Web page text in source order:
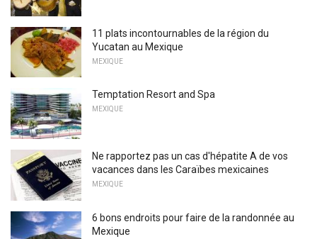
11 plats incontournables de la région du
Yucatan au Mexique
MEXIQUE
Temptation Resort and Spa
MEXIQUE
Ne rapportez pas un cas d'hépatite A de vos
vacances dans les Caraïbes mexicaines
MEXIQUE
6 bons endroits pour faire de la randonnée au
Mexique